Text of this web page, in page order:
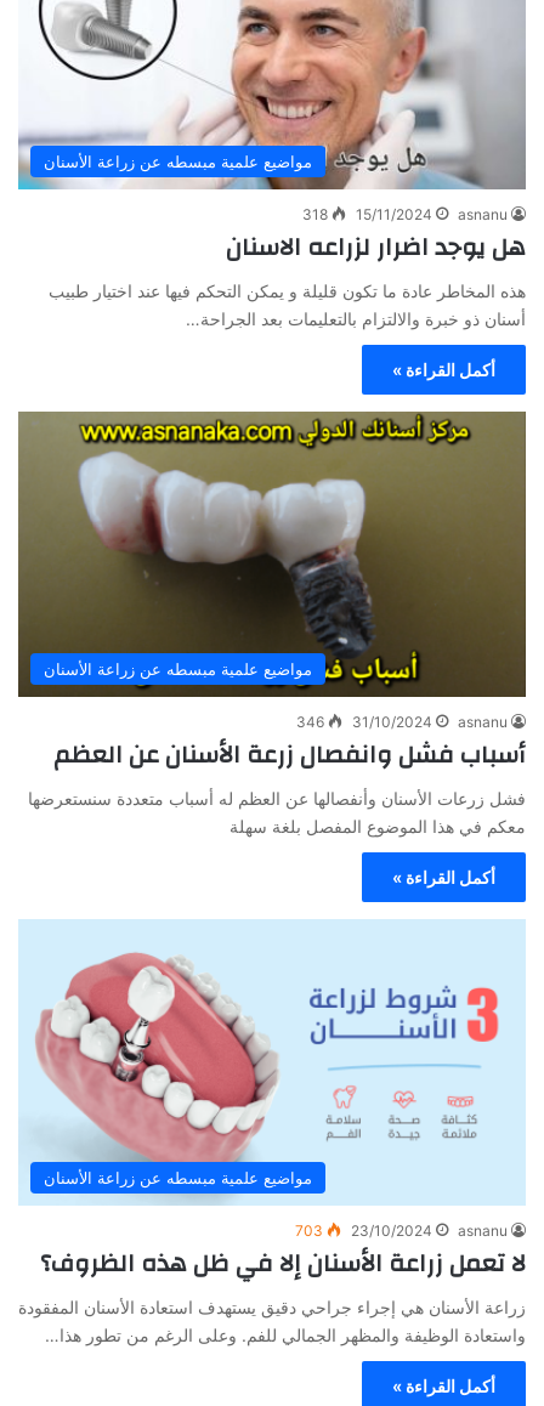
مواضيع علمية مبسطه عن زراعة الأسنان
asnanu
15/11/2024
318
هل يوجد اضرار لزراعه الاسنان
هذه المخاطر عادة ما تكون قليلة و يمكن التحكم فيها عند اختيار طبيب
أسنان ذو خبرة والالتزام بالتعليمات بعد الجراحة…
أكمل القراءة »
مواضيع علمية مبسطه عن زراعة الأسنان
asnanu
31/10/2024
346
أسباب فشل وانفصال زرعة الأسنان عن العظم
فشل زرعات الأسنان وأنفصالها عن العظم له أسباب متعددة سنستعرضها
معكم في هذا الموضوع المفصل بلغة سهلة
أكمل القراءة »
مواضيع علمية مبسطه عن زراعة الأسنان
asnanu
23/10/2024
703
لا تعمل زراعة الأسنان إلا في ظل هذه الظروف؟
زراعة الأسنان هي إجراء جراحي دقيق يستهدف استعادة الأسنان المفقودة
واستعادة الوظيفة والمظهر الجمالي للفم. وعلى الرغم من تطور هذا…
أكمل القراءة »